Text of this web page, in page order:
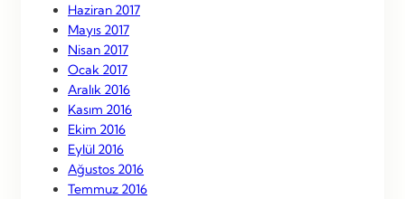
Haziran 2017
Mayıs 2017
Nisan 2017
Ocak 2017
Aralık 2016
Kasım 2016
Ekim 2016
Eylül 2016
Ağustos 2016
Temmuz 2016